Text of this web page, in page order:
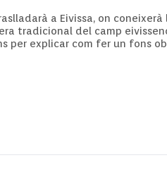
a Eivissa, on
tradicional del camp
per explicar com fer un fons